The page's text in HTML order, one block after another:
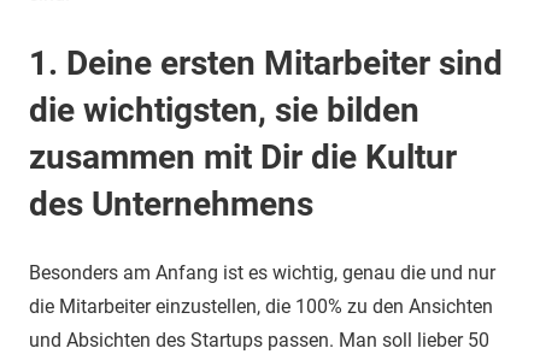
1. Deine ersten Mitarbeiter sind
die wichtigsten, sie bilden
zusammen mit Dir die Kultur
des Unternehmens
Besonders am Anfang ist es wichtig, genau die und nur
die Mitarbeiter einzustellen, die 100% zu den Ansichten
und Absichten des Startups passen. Man soll lieber 50